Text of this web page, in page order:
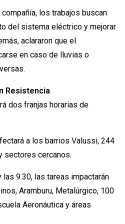
los trabajos buscan
del sistema eléctrico y mejorar
aclararon que el
en caso de lluvias o
Resistencia
dos franjas horarias de
a los barrios Valussi, 244
sectores cercanos.
9.30, las tareas impactarán
Aramburu, Metalúrgico, 100
Aeronáutica y áreas